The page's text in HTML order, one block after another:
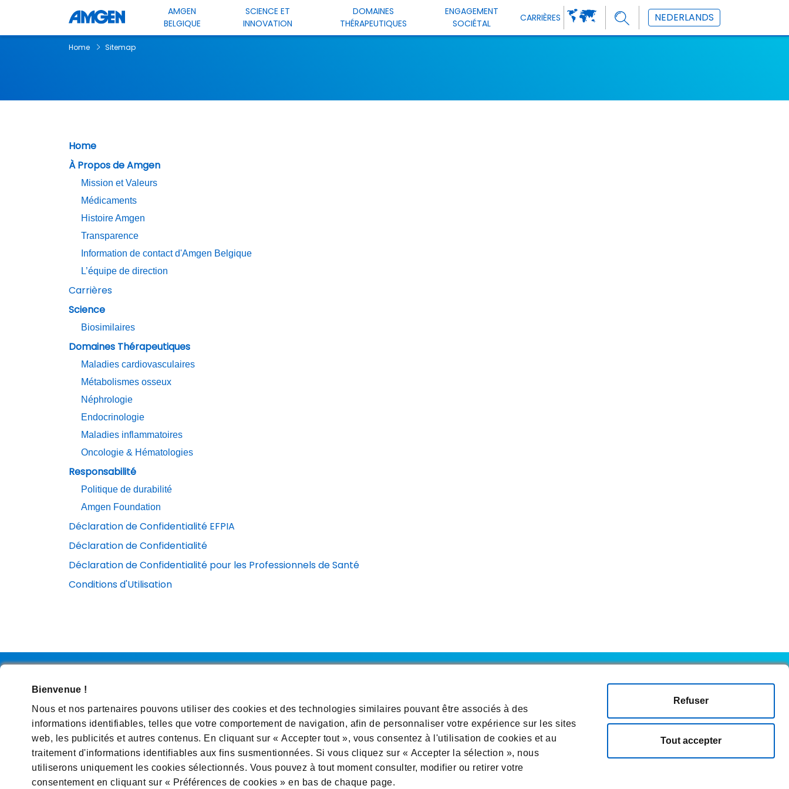
Bienvenue !
Nous et nos partenaires pouvons utiliser des cookies et des technologies similaires pouvant être associés à des
informations identifiables, telles que votre comportement de navigation, afin de personnaliser votre expérience sur les sites
web, les publicités et autres contenus. En cliquant sur « Accepter tout », vous consentez à l'utilisation de cookies et au
traitement d'informations identifiables aux fins susmentionnées. Si vous cliquez sur « Accepter la sélection », nous
utiliserons uniquement les cookies sélectionnés. Vous pouvez à tout moment consulter, modifier ou retirer votre
consentement en cliquant sur « Préférences de cookies » en bas de chaque page.
Tout accepter
Refuser
AMGEN
BELGIQUE
SCIENCE ET
INNOVATION
DOMAINES
THÉRAPEUTIQUES
ENGAGEMENT
SOCIÉTAL
CARRIÈRES NEDERLANDS
Home Sitemap
Home
À Propos de Amgen
Mission et Valeurs
Médicaments
Histoire Amgen
Transparence
Information de contact d'Amgen Belgique
L’équipe de direction
Carrières
Science
Biosimilaires
Domaines Thérapeutiques
Maladies cardiovasculaires
Métabolismes osseux
Néphrologie
Endocrinologie
Maladies inflammatoires
Oncologie & Hématologies
Responsabilité
Politique de durabilité
Amgen Foundation
Déclaration de Confidentialité EFPIA
Déclaration de Confidentialité
Déclaration de Confidentialité pour les Professionnels de Santé
Conditions d'Utilisation
ContactConditions d'Utilisation Déclaration de ConfidentialitéInformations sur les CookiesPréférences en matière de cookiesSitemap
Visit and follow us on